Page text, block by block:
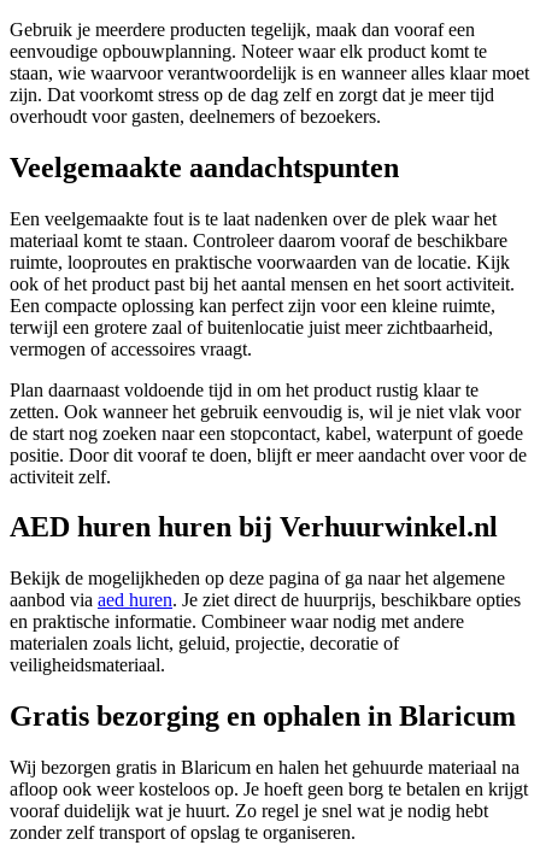
Gebruik je meerdere producten tegelijk, maak dan vooraf een
eenvoudige opbouwplanning. Noteer waar elk product komt te
staan, wie waarvoor verantwoordelijk is en wanneer alles klaar moet
zijn. Dat voorkomt stress op de dag zelf en zorgt dat je meer tijd
overhoudt voor gasten, deelnemers of bezoekers.
Veelgemaakte aandachtspunten
Een veelgemaakte fout is te laat nadenken over de plek waar het
materiaal komt te staan. Controleer daarom vooraf de beschikbare
ruimte, looproutes en praktische voorwaarden van de locatie. Kijk
ook of het product past bij het aantal mensen en het soort activiteit.
Een compacte oplossing kan perfect zijn voor een kleine ruimte,
terwijl een grotere zaal of buitenlocatie juist meer zichtbaarheid,
vermogen of accessoires vraagt.
Plan daarnaast voldoende tijd in om het product rustig klaar te
zetten. Ook wanneer het gebruik eenvoudig is, wil je niet vlak voor
de start nog zoeken naar een stopcontact, kabel, waterpunt of goede
positie. Door dit vooraf te doen, blijft er meer aandacht over voor de
activiteit zelf.
AED huren huren bij Verhuurwinkel.nl
Bekijk de mogelijkheden op deze pagina of ga naar het algemene
aanbod via aed huren. Je ziet direct de huurprijs, beschikbare opties
en praktische informatie. Combineer waar nodig met andere
materialen zoals licht, geluid, projectie, decoratie of
veiligheidsmateriaal.
Gratis bezorging en ophalen in Blaricum
Wij bezorgen gratis in Blaricum en halen het gehuurde materiaal na
afloop ook weer kosteloos op. Je hoeft geen borg te betalen en krijgt
vooraf duidelijk wat je huurt. Zo regel je snel wat je nodig hebt
zonder zelf transport of opslag te organiseren.